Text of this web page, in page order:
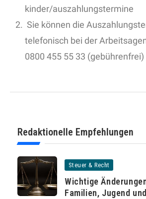
kinder/auszahlungstermine
Sie können die
telefonisch bei der
0800 455 55 33 (gebührenfrei)
Redaktionelle Empfehlungen
Steuer & Recht
Wichtige
Familien, Jugend